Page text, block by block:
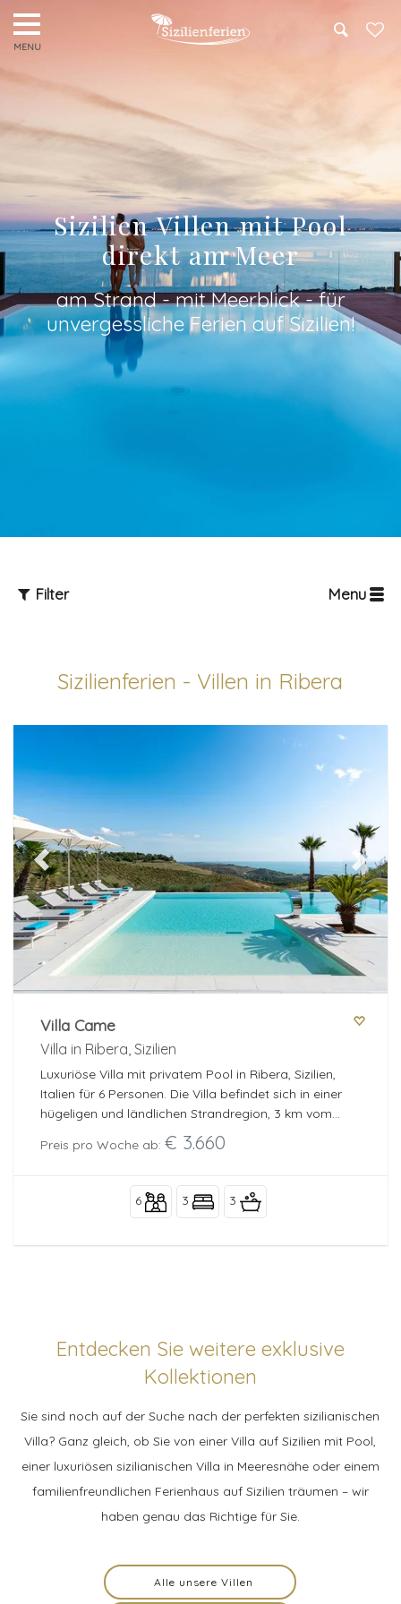
Sizilien Villen mit Pool
direkt am Meer
am Strand - mit Meerblick - für
unvergessliche Ferien auf Sizilien!
Filter Menu
Gäste
Schlafzimmer
Badezimmer
Beliebte Dienste
Mehr Filter
Sizilienferien - Villen in Ribera
Previous Next
Villa Came
Villa in Ribera, Sizilien
Luxuriöse Villa mit privatem Pool in Ribera, Sizilien,
Italien für 6 Personen. Die Villa befindet sich in einer
hügeligen und ländlichen Strandregion, 3 km vom
Strand und 7 km von Ribera entfernt.
Preis pro Woche ab: € 3.660
6 3 3
Entdecken Sie weitere exklusive
Kollektionen
Sie sind noch auf der Suche nach der perfekten sizilianischen
Villa? Ganz gleich, ob Sie von einer Villa auf Sizilien mit Pool,
einer luxuriösen sizilianischen Villa in Meeresnähe oder einem
familienfreundlichen Ferienhaus auf Sizilien träumen – wir
haben genau das Richtige für Sie.
Alle unsere Villen